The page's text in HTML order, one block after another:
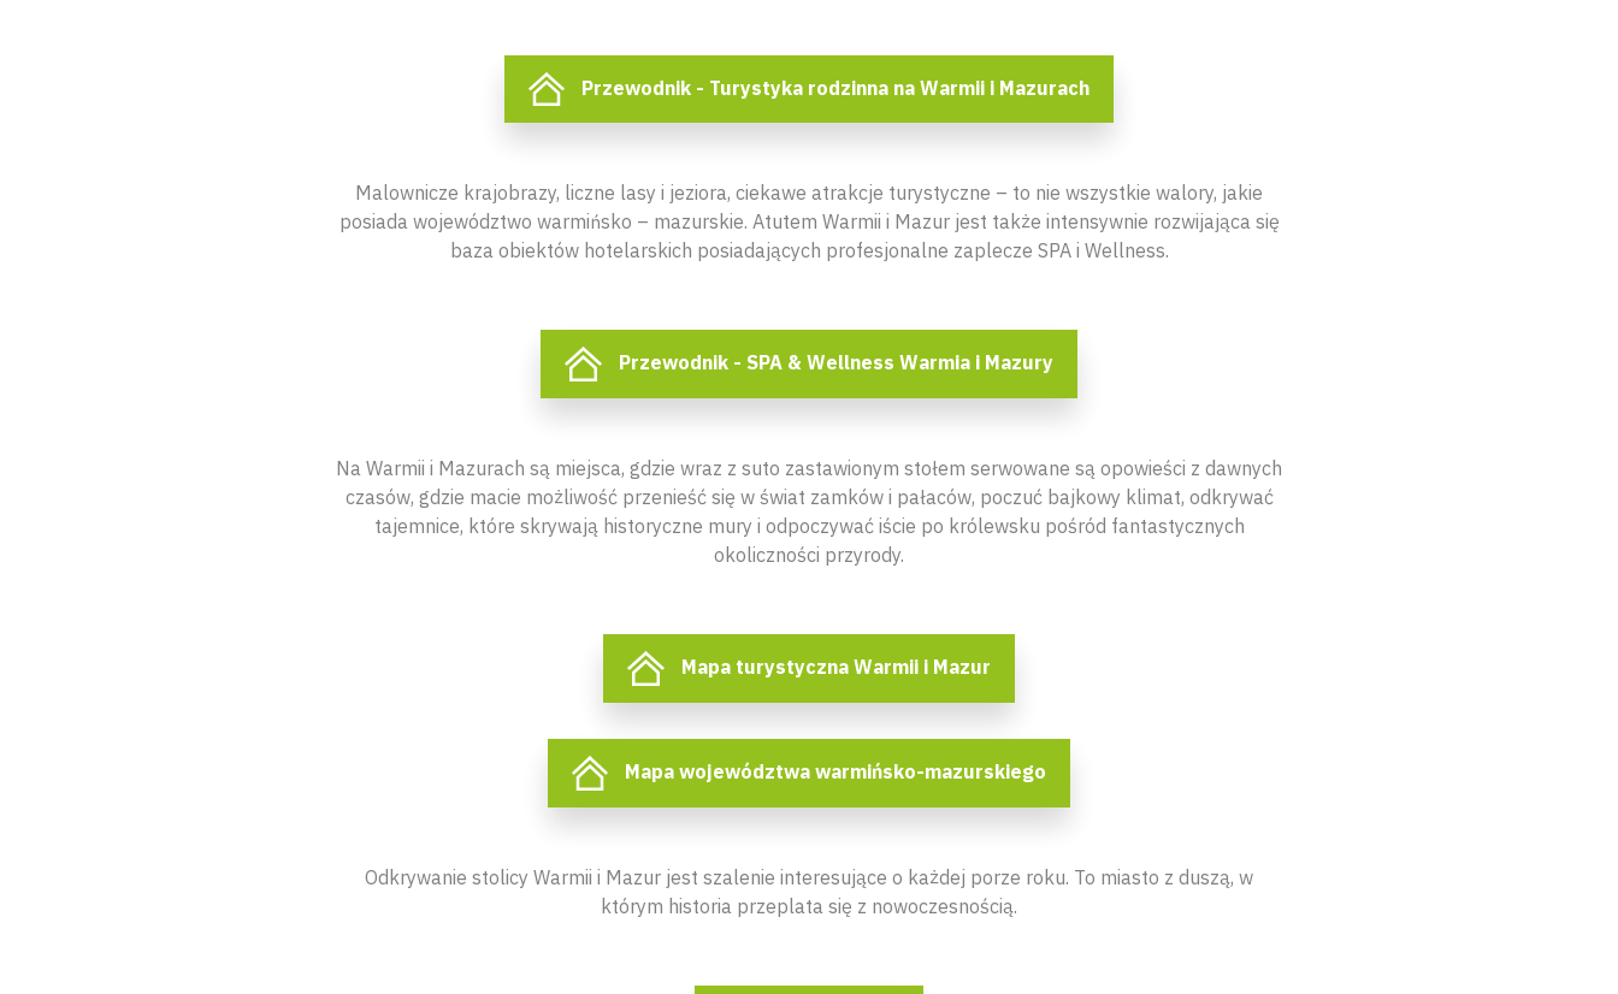
Przewodnik - Turystyka rodzinna na Warmii i Mazurach
Malownicze krajobrazy, liczne lasy i jeziora, ciekawe atrakcje turystyczne – to nie wszystkie walory, jakie
posiada województwo warmińsko – mazurskie. Atutem Warmii i Mazur jest także intensywnie rozwijająca się
baza obiektów hotelarskich posiadających profesjonalne zaplecze SPA i Wellness.
Przewodnik - SPA & Wellness Warmia i Mazury
Na Warmii i Mazurach są miejsca, gdzie wraz z suto zastawionym stołem serwowane są opowieści z dawnych
czasów, gdzie macie możliwość przenieść się w świat zamków i pałaców, poczuć bajkowy klimat, odkrywać
tajemnice, które skrywają historyczne mury i odpoczywać iście po królewsku pośród fantastycznych
okoliczności przyrody.
Mapa turystyczna Warmii i Mazur
Mapa województwa warmińsko-mazurskiego
Odkrywanie stolicy Warmii i Mazur jest szalenie interesujące o każdej porze roku. To miasto z duszą, w
którym historia przeplata się z nowoczesnością.